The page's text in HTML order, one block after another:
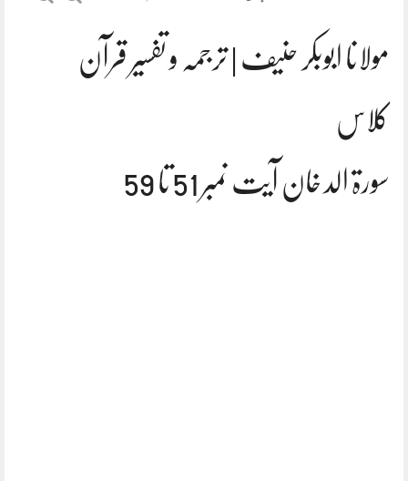
مولانا ابوبکر حنیف | ترجمہ و تفسیر قرآن
کلاس
سورۃ الد خان آیت نمبر 51 تا 59